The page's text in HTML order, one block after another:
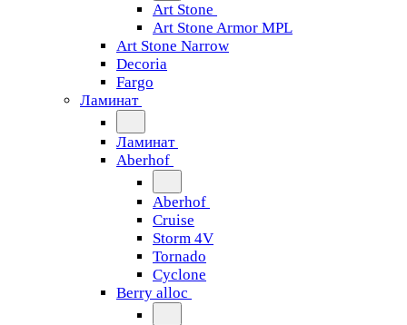
Art Stone
Art Stone Armor MPL
Art Stone Narrow
Decoria
Fargo
Ламинат
Ламинат
Aberhof
Aberhof
Cruise
Storm 4V
Tornado
Сyclone
Berry alloc